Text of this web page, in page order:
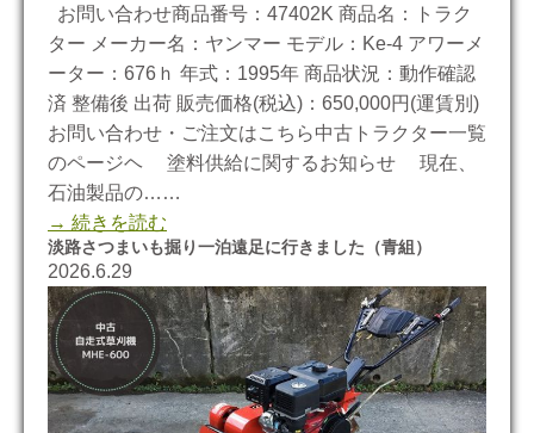
お問い合わせ商品番号：47402K 商品名：トラク
ター メーカー名：ヤンマー モデル：Ke-4 アワーメ
ーター：676ｈ 年式：1995年 商品状況：動作確認
済 整備後 出荷 販売価格(税込)：650,000円(運賃別)
お問い合わせ・ご注文はこちら中古トラクター一覧
のページヘ 塗料供給に関するお知らせ 現在、
石油製品の……
→ 続きを読む
淡路さつまいも掘り一泊遠足に行きました（青組）
2026.6.29